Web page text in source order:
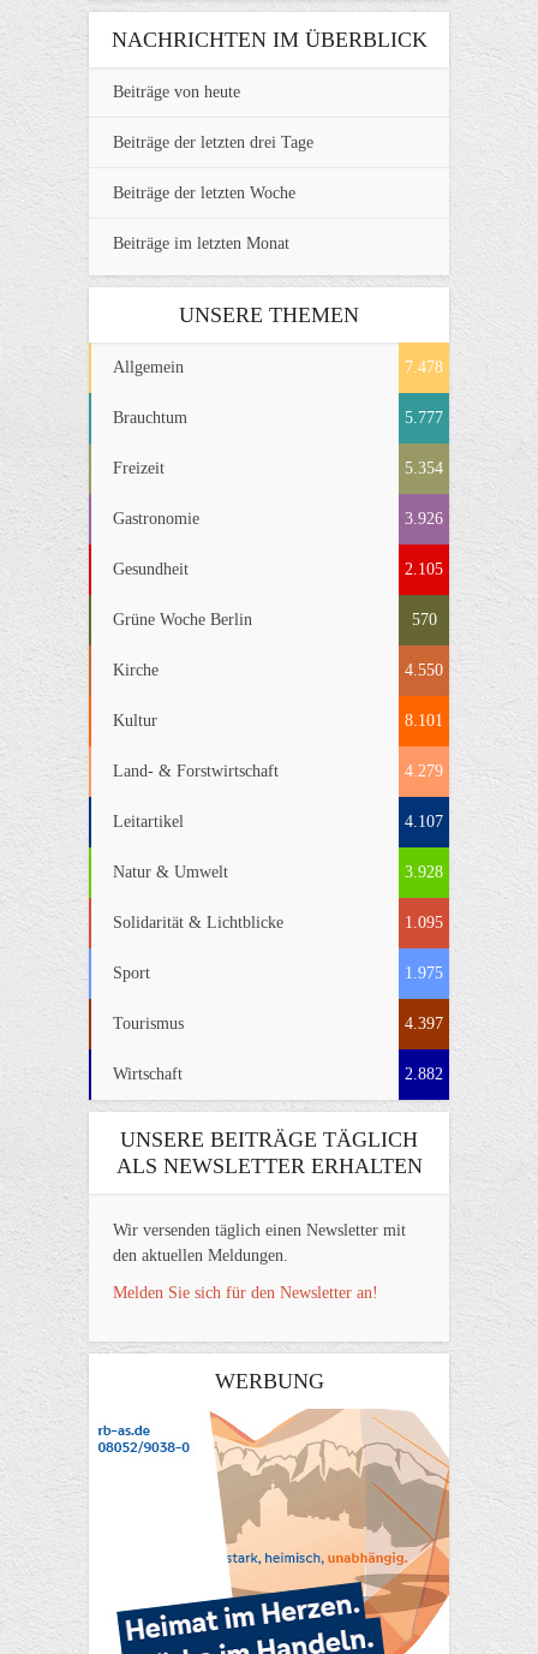
NACHRICHTEN IM ÜBERBLICK
Beiträge von heute
Beiträge der letzten drei Tage
Beiträge der letzten Woche
Beiträge im letzten Monat
UNSERE THEMEN
Allgemein 7.478
Brauchtum 5.777
Freizeit 5.354
Gastronomie 3.926
Gesundheit 2.105
Grüne Woche Berlin 570
Kirche 4.550
Kultur 8.101
Land- & Forstwirtschaft 4.279
Leitartikel 4.107
Natur & Umwelt 3.928
Solidarität & Lichtblicke 1.095
Sport 1.975
Tourismus 4.397
Wirtschaft 2.882
UNSERE BEITRÄGE TÄGLICH
ALS NEWSLETTER ERHALTEN
Wir versenden täglich einen Newsletter mit
den aktuellen Meldungen.
Melden Sie sich für den Newsletter an!
WERBUNG